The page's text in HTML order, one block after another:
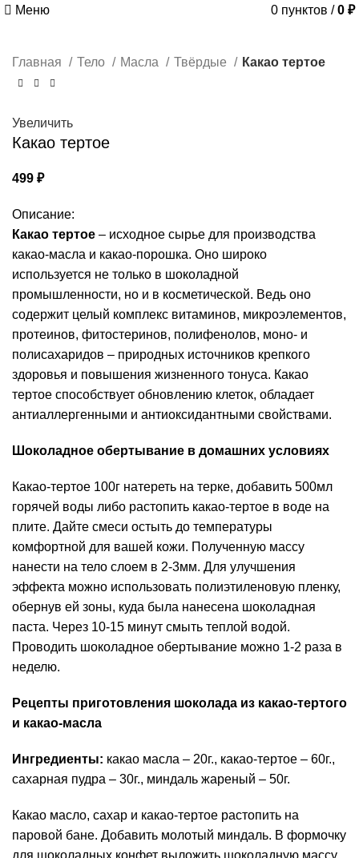
Меню 0 пунктов / 0 ₽
Главная Тело Масла Твёрдые Какао тертое
Увеличить
Какао тертое
499 ₽
Описание:
Какао тертое – исходное сырье для производства
какао-масла и какао-порошка. Оно широко
используется не только в шоколадной
промышленности, но и в косметической. Ведь оно
содержит целый комплекс витаминов, микроэлементов,
протеинов, фитостеринов, полифенолов, моно- и
полисахаридов – природных источников крепкого
здоровья и повышения жизненного тонуса. Какао
тертое способствует обновлению клеток, обладает
антиаллергенными и антиоксидантными свойствами.
Шоколадное обертывание в домашних условиях
Какао-тертое 100г натереть на терке, добавить 500мл
горячей воды либо растопить какао-тертое в воде на
плите. Дайте смеси остыть до температуры
комфортной для вашей кожи. Полученную массу
нанести на тело слоем в 2-3мм. Для улучшения
эффекта можно использовать полиэтиленовую пленку,
обернув ей зоны, куда была нанесена шоколадная
паста. Через 10-15 минут смыть теплой водой.
Проводить шоколадное обертывание можно 1-2 раза в
неделю.
Рецепты приготовления шоколада из какао-тертого
и какао-масла
Ингредиенты: какао масла – 20г., какао-тертое – 60г.,
сахарная пудра – 30г., миндаль жареный – 50г.
Какао масло, сахар и какао-тертое растопить на
паровой бане. Добавить молотый миндаль. В формочку